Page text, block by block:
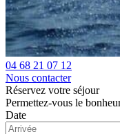
04 68 21 07 12
Nous contacter
Réservez votre séjour
Permettez-vous le
Date